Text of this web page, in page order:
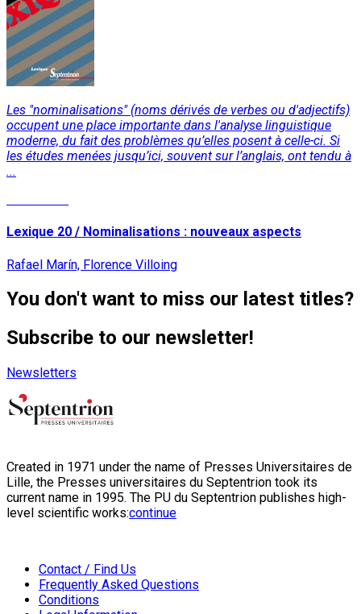
Les "nominalisations" (noms dérivés de verbes ou d'adjectifs)
occupent une place importante dans l'analyse linguistique
moderne, du fait des problèmes qu’elles posent à celle-ci. Si
les études menées jusqu’ici, souvent sur l’anglais, ont tendu à
...
Lexique 20 / Nominalisations : nouveaux aspects
Rafael Marín, Florence Villoing
You don't want to miss our latest titles?
Subscribe to our newsletter!
Newsletters
Created in 1971 under the name of Presses Universitaires de
Lille, the Presses universitaires du Septentrion took its
current name in 1995. The PU du Septentrion publishes high-
level scientific works:continue
Contact / Find Us
Frequently Asked Questions
Conditions